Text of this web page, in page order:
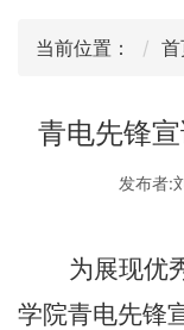
当前位置：
青电先锋
发布者:
为展现优
学院青电先锋